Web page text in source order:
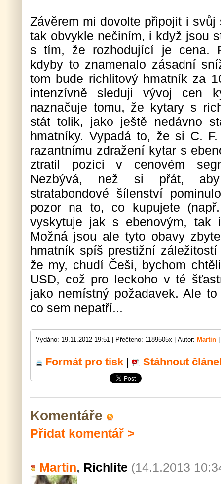
Závěrem mi dovolte připojit i svůj
tak obvykle nečiním, i když jsou
s tím, že rozhodující je cena.
kdyby to znamenalo zásadní
tom bude richlitový hmatník za
intenzívně sleduji vývoj cen
naznačuje tomu, že kytary s
stát tolik, jako ještě nedávno
hmatníky. Vypadá to, že si C.
razantnímu zdražení kytar s
ztratil pozici v cenovém
Nezbývá, než si přát, aby
stratabondové šílenství
pozor na to, co kupujete
vyskytuje jak s ebenovým, tak
Možná jsou ale tyto obavy
hmatník spíš prestižní
že my, chudí Češi, bychom
USD, což pro leckoho v té
jako nemístný požadavek. Ale
co sem nepatří...
Vydáno: 19.11.2012 19:51 | Přečteno: 1189505x | Autor: Martin
Formát pro tisk | Stáhnout
Komentáře
Přidat komentář >
Martin, Richlite (14.1.2013